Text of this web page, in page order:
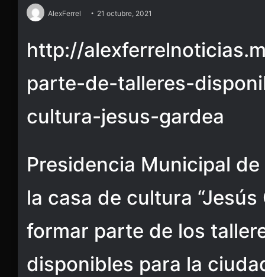
AlexFerrel 21 octubre, 2021
http://
parte-de-talleres-
cultura-jesus-gardea
Presidencia Municipal
la casa de cultura “Jesús
formar parte de los
disponibles para la